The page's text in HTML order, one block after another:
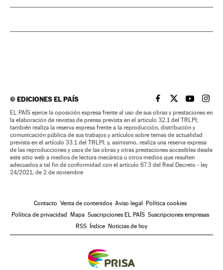
©EDICIONES EL PAÍS EL PAÍS BRASIL EN
EL PAÍSEL PAÍS
EL
EL PAÍS ejerce la oposición expresa frente al uso de sus obras y prestaciones en
la elaboración de revistas de prensa prevista en el artículo 32.1 del TRLPI;
también realiza la reserva expresa frente a la reproducción, distribución y
comunicación pública de sus trabajos y artículos sobre temas de actualidad
prevista en el artículo 33.1 del TRLPI; y, asimismo, realiza una reserva expresa
de las reproducciones y usos de las obras y otras prestaciones accesibles desde
este sitio web a medios de lectura mecánica u otros medios que resulten
adecuados a tal fin de conformidad con el artículo 67.3 del Real Decreto - ley
24/2021, de 2 de noviembre
Contacto Venta de contenidos Aviso legal
Política cookies
Política de privacidad
Mapa Suscripciones EL PAÍS Suscripciones empresas
RSS
Índice Noticias de hoy